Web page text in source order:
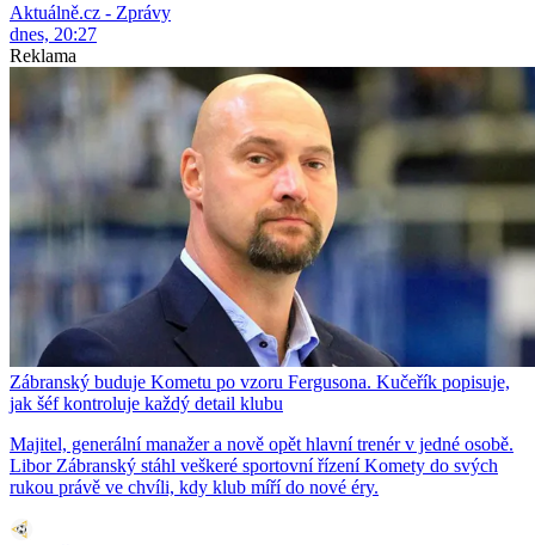
Aktuálně.cz - Zprávy
dnes, 20:27
Reklama
Zábranský buduje Kometu po vzoru Fergusona. Kučeřík popisuje,
jak šéf kontroluje každý detail klubu
Majitel, generální manažer a nově opět hlavní trenér v jedné osobě.
Libor Zábranský stáhl veškeré sportovní řízení Komety do svých
rukou právě ve chvíli, kdy klub míří do nové éry.